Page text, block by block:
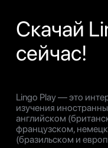
Скачай
сейчас!
Lingo Play — это
изучения
английском
французском,
(бразильском и